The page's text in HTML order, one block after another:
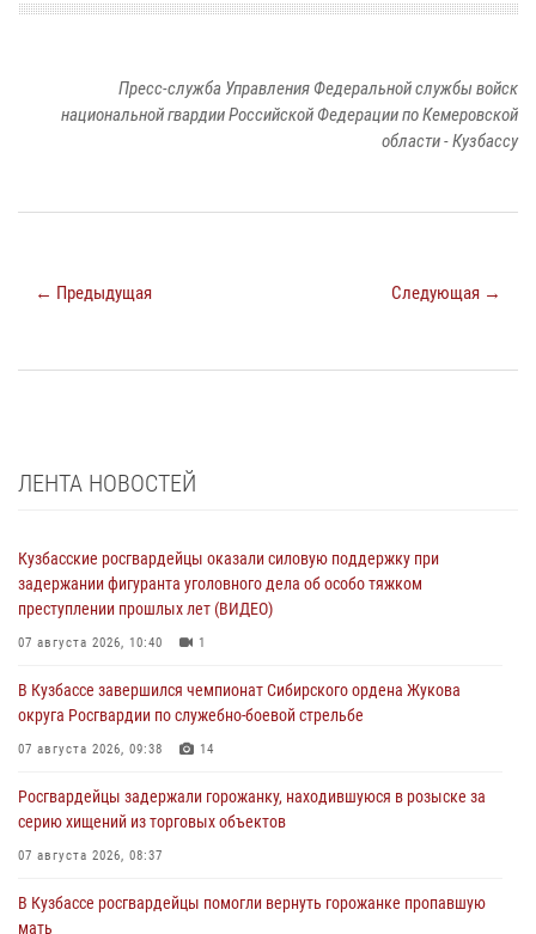
Пресс-служба Управления Федеральной службы войск
национальной гвардии Российской Федерации по Кемеровской
области - Кузбассу
← Предыдущая Следующая →
ЛЕНТА НОВОСТЕЙ
Кузбасские росгвардейцы оказали силовую поддержку при
задержании фигуранта уголовного дела об особо тяжком
преступлении прошлых лет (ВИДЕО)
07 августа 2026, 10:40 1
В Кузбассе завершился чемпионат Сибирского ордена Жукова
округа Росгвардии по служебно-боевой стрельбе
07 августа 2026, 09:38 14
Росгвардейцы задержали горожанку, находившуюся в розыске за
серию хищений из торговых объектов
07 августа 2026, 08:37
В Кузбассе росгвардейцы помогли вернуть горожанке пропавшую
мать